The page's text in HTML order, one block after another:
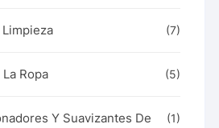
(7)
Ropa (5)
Y Suavizantes De
(1)